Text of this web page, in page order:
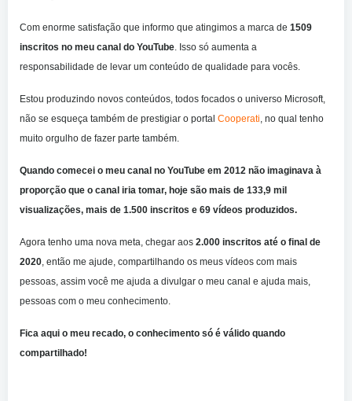
Com enorme satisfação que informo que atingimos a marca de 1509
inscritos no meu canal do YouTube. Isso só aumenta a
responsabilidade de levar um conteúdo de qualidade para vocês.
Estou produzindo novos conteúdos, todos focados o universo Microsoft,
não se esqueça também de prestigiar o portal Cooperati, no qual tenho
muito orgulho de fazer parte também.
Quando comecei o meu canal no YouTube em 2012 não imaginava à
proporção que o canal iria tomar, hoje são mais de 133,9 mil
visualizações, mais de 1.500 inscritos e 69 vídeos produzidos.
Agora tenho uma nova meta, chegar aos 2.000 inscritos até o final de
2020, então me ajude, compartilhando os meus vídeos com mais
pessoas, assim você me ajuda a divulgar o meu canal e ajuda mais,
pessoas com o meu conhecimento.
Fica aqui o meu recado, o conhecimento só é válido quando
compartilhado!